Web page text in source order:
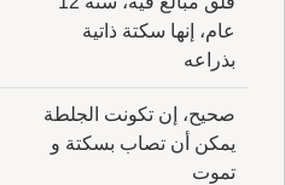
عام، إنها سكتة ذاتية
بذراعه
صحيح، إن تكونت الجلطة
يمكن أن تصاب بسكتة و
تموت